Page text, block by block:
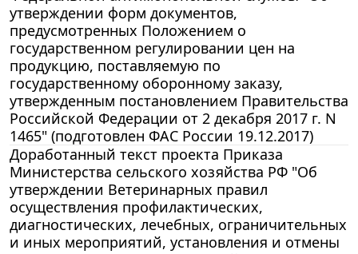
утверждении форм документов,
предусмотренных Положением о
государственном регулировании цен на
продукцию, поставляемую по
государственному оборонному заказу,
утвержденным постановлением Правительства
Российской Федерации от 2 декабря 2017 г. N
1465" (подготовлен ФАС России 19.12.2017)
Доработанный текст проекта Приказа
Министерства сельского хозяйства РФ "Об
утверждении Ветеринарных правил
осуществления профилактических,
диагностических, лечебных, ограничительных
и иных мероприятий, установления и отмены